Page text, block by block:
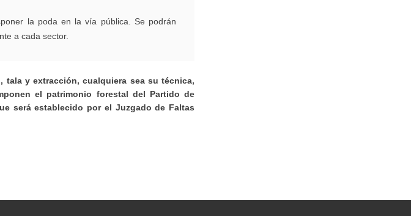
la poda en la vía pública. Se podrán
a cada sector.
tala y extracción, cualquiera sea su técnica,
el patrimonio forestal del Partido de
será establecido por el Juzgado de Faltas